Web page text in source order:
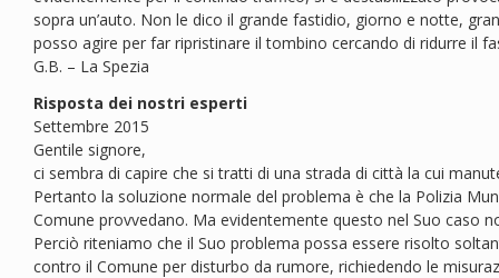
sopra un’auto. Non le dico il grande fastidio, giorno e notte,
posso agire per far ripristinare il tombino cercando di ridurre il
G.B. – La Spezia
Risposta dei nostri esperti
Settembre 2015
Gentile signore,
ci sembra di capire che si tratti di una strada di città la cui
Pertanto la soluzione normale del problema è che la Polizia
Comune provvedano. Ma evidentemente questo nel Suo caso
Perciò riteniamo che il Suo problema possa essere risolto
contro il Comune per disturbo da rumore, richiedendo le